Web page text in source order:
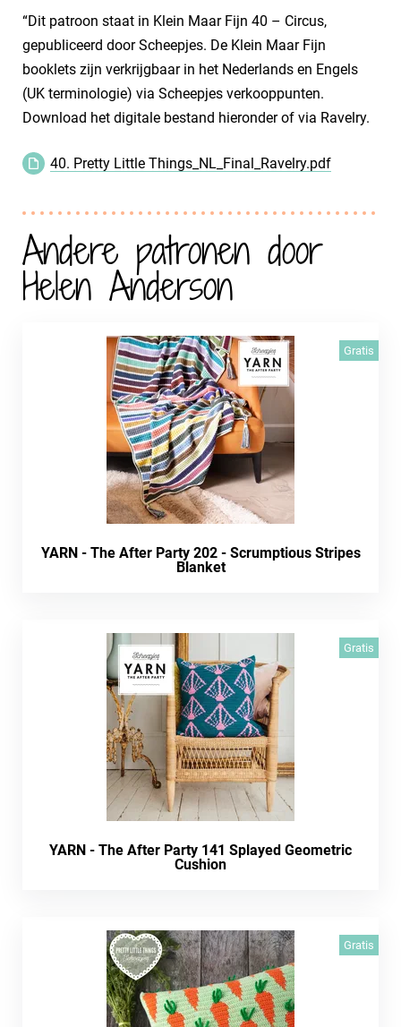
“Dit patroon staat in Klein Maar Fijn 40 – Circus,
gepubliceerd door Scheepjes. De Klein Maar Fijn
booklets zijn verkrijgbaar in het Nederlands en Engels
(UK terminologie) via Scheepjes verkooppunten.
Download het digitale bestand hieronder of via Ravelry.
40. Pretty Little Things_NL_Final_Ravelry.pdf
Andere patronen door
Helen Anderson
Gratis
YARN - The After Party 202 - Scrumptious Stripes
Blanket
Gratis
YARN - The After Party 141 Splayed Geometric
Cushion
Gratis